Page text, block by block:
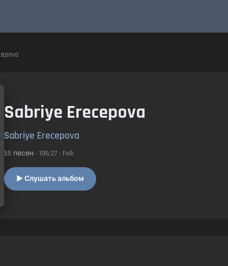
Sabriye Erecepova
Sabriye Erecepova
55 песен • 196:27 • Folk
▶ Слушать альбом